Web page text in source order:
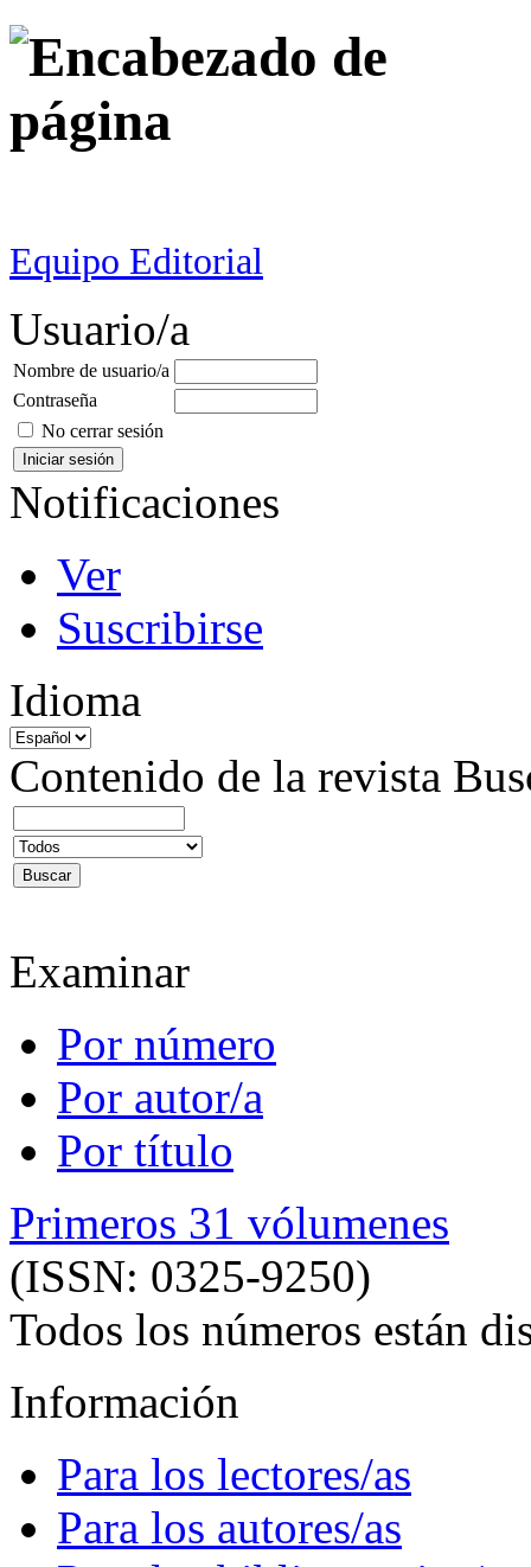
Equipo Editorial
Usuario/a
Nombre de usuario/a
Contraseña
No cerrar sesión
Notificaciones
Ver
Suscribirse
Idioma
Contenido de la revista
Examinar
Por número
Por autor/a
Por título
Primeros 31 vólumenes
(ISSN: 0325-9250)
Todos los números están
Información
Para los lectores/as
Para los autores/as